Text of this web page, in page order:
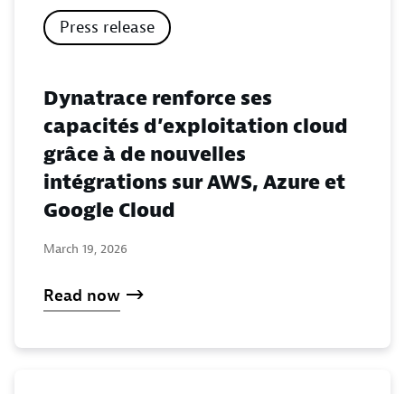
Press release
Dynatrace renforce ses
capacités d’exploitation cloud
grâce à de nouvelles
intégrations sur AWS, Azure et
Google Cloud
March 19, 2026
Read now